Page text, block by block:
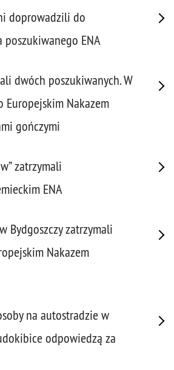
doprowadzili do
ENA
dwóch poszukiwanych. W
Europejskim Nakazem
gończymi
zatrzymali
ENA
Bydgoszczy zatrzymali
Nakazem
na autostradzie w
odpowiedzą za